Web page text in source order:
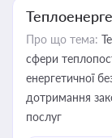
Про що тема:
сфери
енергетичної
дотримання
послуг